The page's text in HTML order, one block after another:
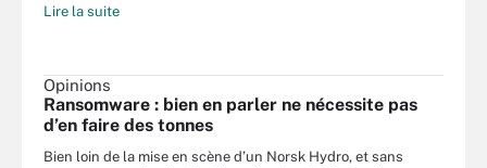
Lire la suite
Opinions
Ransomware : bien en parler ne nécessite pas
d’en faire des tonnes
Bien loin de la mise en scène d’un Norsk Hydro, et sans